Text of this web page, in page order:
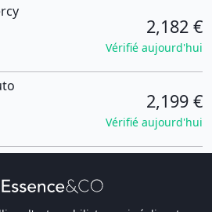
2,182 €
Vérifié aujourd'hui
2,199 €
Vérifié aujourd'hui